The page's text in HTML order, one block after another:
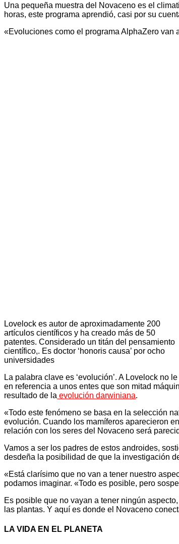
Una pequeña muestra del Novaceno es el
horas, este programa aprendió, casi por su
«Evoluciones como el programa AlphaZero van
Lovelock es autor de aproximadamente 200
artículos científicos y ha creado más de 50
patentes. Considerado un titán del pensamiento
científico,. Es doctor ‘honoris causa’ por ocho
universidades
La palabra clave es ‘evolución’. A Lovelock no
en referencia a unos entes que son mitad
resultado de la evolución darwiniana.
«Todo este fenómeno se basa en la selección
evolución. Cuando los mamíferos aparecieron
relación con los seres del Novaceno será
Vamos a ser los padres de estos androides,
desdeña la posibilidad de que la investigación
«Está clarísimo que no van a tener nuestro
podamos imaginar. «Todo es posible, pero
Es posible que no vayan a tener ningún
las plantas. Y aquí es donde el Novaceno
LA VIDA EN EL PLANETA